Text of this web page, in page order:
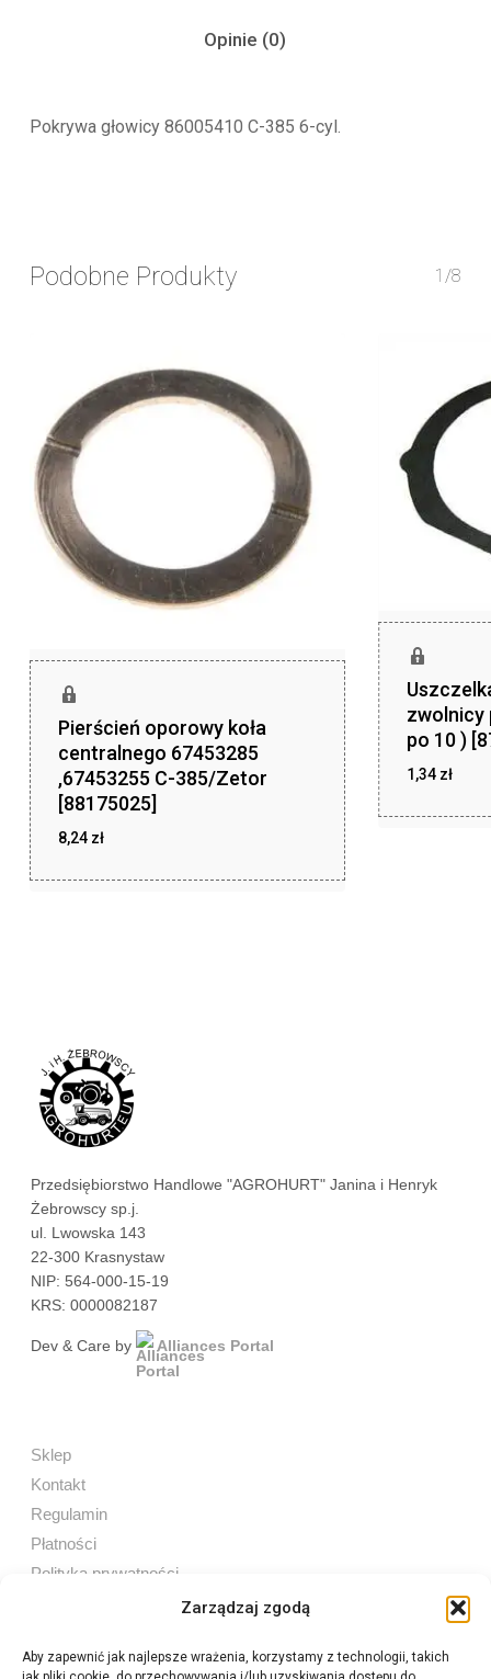
Zarządzaj zgodą
Aby zapewnić jak najlepsze wrażenia, korzystamy z technologii, takich
Opinie (0)
Pokrywa głowicy 86005410 C-385 6-cyl.
Podobne Produkty 1/8
Pierścień oporowy koła
centralnego 67453285
,67453255 C-385/Zetor
[88175025]
8,24 zł
zwolnicy
po 10 )
1,34 zł
Przedsiębiorstwo Handlowe "AGROHURT" Janina i Henryk
Żebrowscy sp.j.
ul. Lwowska 143
22-300 Krasnystaw
NIP: 564-000-15-19
KRS: 0000082187
Dev & Care by Alliances Portal
Sklep
Kontakt
Regulamin
Płatności
Polityka prywatności